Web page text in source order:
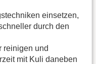
einsetzen,
durch den
reinigen und
mit Kuli daneben